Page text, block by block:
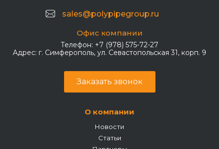
sales@polypipegroup.ru
Офис компании
Телефон: +7 (978) 575-72-27
Адрес: г. Симферополь, ул. Севастопольская 31, корп. 9
Заказать звонок
О компании
Новости
Статьи